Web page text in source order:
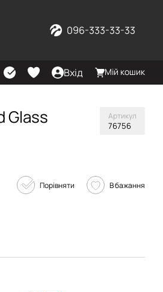
096-333-33-33
Вхід Мій кошик
Glass
Артикул
76756
Порівняти В бажання